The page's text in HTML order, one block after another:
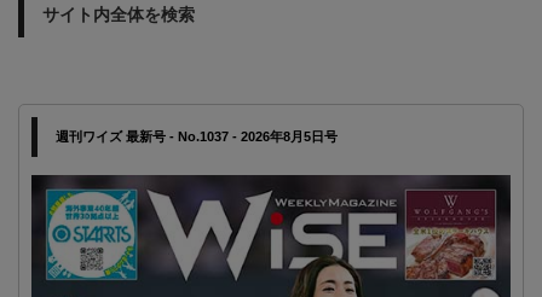
サイト内全体を検索
週刊ワイズ 最新号 - No.1037 - 2026年8月5日号